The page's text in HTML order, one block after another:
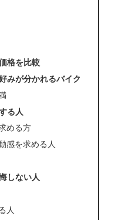
格を比較
みが分かれるバイク
る人
める方
感を求める人
しない人
人